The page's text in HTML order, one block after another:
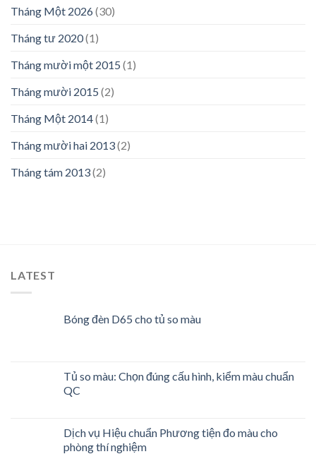
Tháng Một 2026(30)
Tháng tư 2020(1)
Tháng mười một 2015 (1)
Tháng mười 2015 (2)
Tháng Một 2014(1)
Tháng mười hai 2013(2)
Tháng tám 2013(2)
LATEST
Bóng đèn D65 cho tủ so màu
Tủ so màu: Chọn đúng cấu hình, kiểm màu chuẩn
QC
Dịch vụ Hiệu chuẩn Phương tiện đo màu cho
phòng thí nghiệm